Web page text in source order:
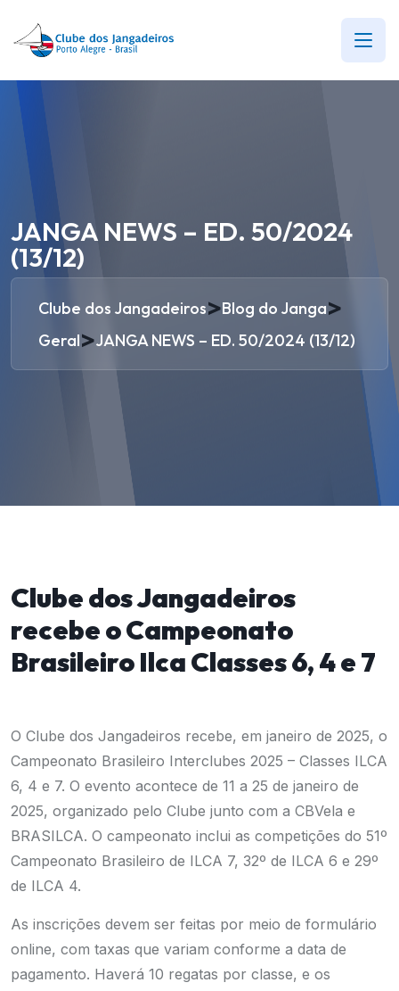
JANGA NEWS – ED. 50/2024
(13/12)
Clube dos Jangadeiros>Blog do Janga>
Geral>JANGA NEWS – ED. 50/2024 (13/12)
Clube dos Jangadeiros
recebe o Campeonato
Brasileiro Ilca Classes 6, 4 e 7
O Clube dos Jangadeiros recebe, em janeiro de 2025, o
Campeonato Brasileiro Interclubes 2025 – Classes ILCA
6, 4 e 7. O evento acontece de 11 a 25 de janeiro de
2025, organizado pelo Clube junto com a CBVela e
BRASILCA. O campeonato inclui as competições do 51º
Campeonato Brasileiro de ILCA 7, 32º de ILCA 6 e 29º
de ILCA 4.
As inscrições devem ser feitas por meio de formulário
online, com taxas que variam conforme a data de
pagamento. Haverá 10 regatas por classe, e os